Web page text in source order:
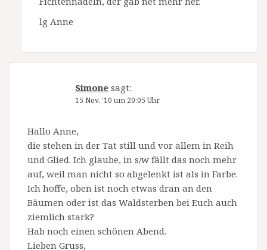
lg Anne
Simone sagt:
15 Nov. ’10 um 20:05 Uhr
Hallo Anne,
die stehen in der Tat still und vor allem in Reih
und Glied. Ich glaube, in s/w fällt das noch mehr
auf, weil man nicht so abgelenkt ist als in Farbe.
Ich hoffe, oben ist noch etwas dran an den
Bäumen oder ist das Waldsterben bei Euch auch
ziemlich stark?
Hab noch einen schönen Abend.
Lieben Gruss,